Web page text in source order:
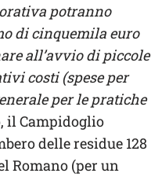
potranno
di cinquemila euro
all’avvio di piccole
costi (spese per
per le pratiche
il Campidoglio
delle residue 128
Romano (per un